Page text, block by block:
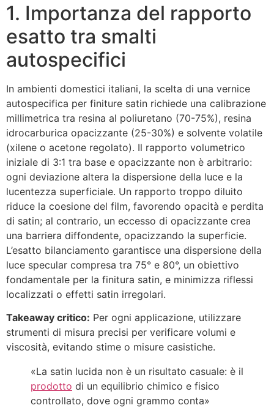
1. Importanza del rapporto
esatto tra smalti
autospecifici
In ambienti domestici italiani, la scelta di una vernice
autospecifica per finiture satin richiede una calibrazione
millimetrica tra resina al poliuretano (70-75%), resina
idrocarburica opacizzante (25-30%) e solvente volatile
(xilene o acetone regolato). Il rapporto volumetrico
iniziale di 3:1 tra base e opacizzante non è arbitrario:
ogni deviazione altera la dispersione della luce e la
lucentezza superficiale. Un rapporto troppo diluito
riduce la coesione del film, favorendo opacità e perdita
di satin; al contrario, un eccesso di opacizzante crea
una barriera diffondente, opacizzando la superficie.
L’esatto bilanciamento garantisce una dispersione della
luce specular compresa tra 75° e 80°, un obiettivo
fondamentale per la finitura satin, e minimizza riflessi
localizzati o effetti satin irregolari.
Takeaway critico: Per ogni applicazione, utilizzare
strumenti di misura precisi per verificare volumi e
viscosità, evitando stime o misure casistiche.
«La satin lucida non è un risultato casuale: è il
prodotto di un equilibrio chimico e fisico
controllato, dove ogni grammo conta»